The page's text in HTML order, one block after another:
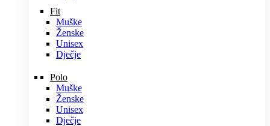
Fit
Muške
Ženske
Unisex
Dječje
Polo
Muške
Ženske
Unisex
Dječje